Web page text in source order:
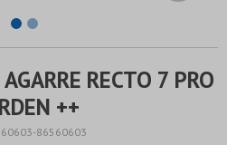
RECTO 7 PRO
++
86560603